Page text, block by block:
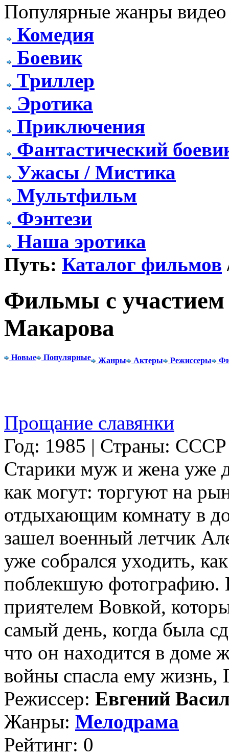
Популярные жанры видео
Комедия
Боевик
Триллер
Эротика
Приключения
Фантастический
Ужасы / Мистика
Мультфильм
Фэнтези
Наша эротика
Путь: Каталог фильмов
Фильмы с участием
Макарова
Новые Популярные Жанры Актеры Режиссеры
Прощание славянки
Год: 1985 | Страны: СССР
Старики муж и жена уже
как могут: торгуют на
отдыхающим комнату в
зашел военный летчик
уже собрался уходить,
поблекшую фотографию.
приятелем Вовкой,
самый день, когда была
что он находится в доме
войны спасла ему жизнь,
Режиссер: Евгений
Жанры: Мелодрама
Рейтинг: 0